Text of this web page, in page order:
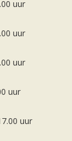
uur
uur
uur
uur
uur